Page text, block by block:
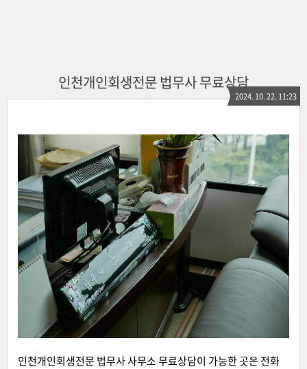
인천개인회생전문 법무사 무료상담
2024. 10. 22. 11:23
인천개인회생전문 법무사 사무소 무료상담이 가능한 곳은 전화